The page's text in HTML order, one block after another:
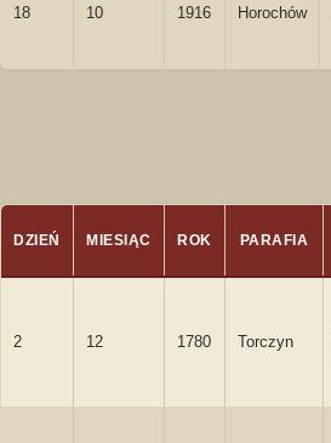
18 10 1916 Horochów
DZIEŃ MIESIĄC ROK PARAFIA
2 12 1780 Torczyn